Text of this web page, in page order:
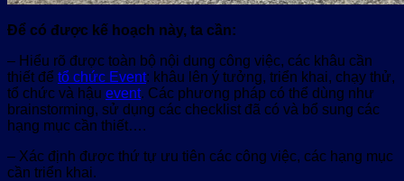
Để có được kế hoạch này, ta cần:
– Hiểu rõ được toàn bộ nội dung công việc, các khâu cần
thiết để tổ chức Event: khâu lên ý tưởng, triển khai, chạy thử,
tổ chức và hậu event. Các phương pháp có thể dùng như
brainstorming, sử dụng các checklist đã có và bổ sung các
hạng mục cần thiết….
– Xác định được thứ tự ưu tiên các công việc, các hạng mục
cần triển khai.